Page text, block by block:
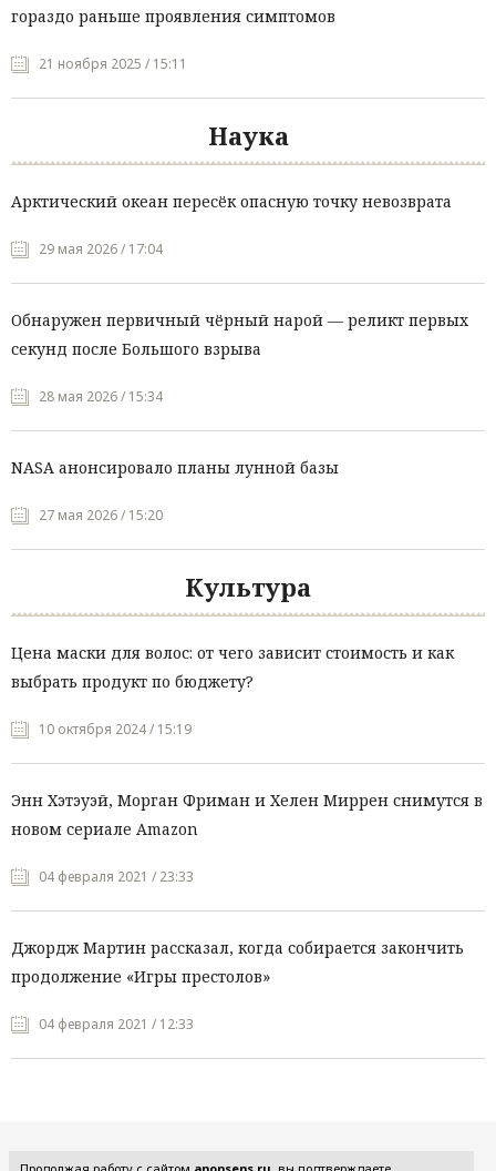
гораздо раньше проявления симптомов
21 ноября 2025 / 15:11
Наука
Арктический океан пересёк опасную точку невозврата
29 мая 2026 / 17:04
Обнаружен первичный чёрный нарой — реликт первых
секунд после Большого взрыва
28 мая 2026 / 15:34
NASA анонсировало планы лунной базы
27 мая 2026 / 15:20
Культура
Цена маски для волос: от чего зависит стоимость и как
выбрать продукт по бюджету?
10 октября 2024 / 15:19
Энн Хэтэуэй, Морган Фриман и Хелен Миррен снимутся в
новом сериале Amazon
04 февраля 2021 / 23:33
Джордж Мартин рассказал, когда собирается закончить
продолжение «Игры престолов»
04 февраля 2021 / 12:33